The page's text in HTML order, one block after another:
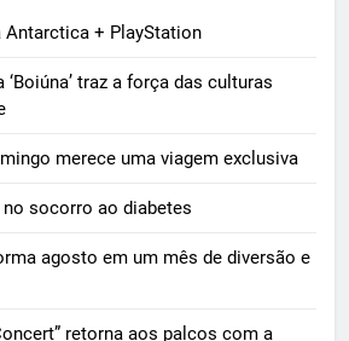
Antarctica + PlayStation
traz a força das culturas
merece uma viagem exclusiva
socorro ao diabetes
agosto em um mês de diversão e
retorna aos palcos com a